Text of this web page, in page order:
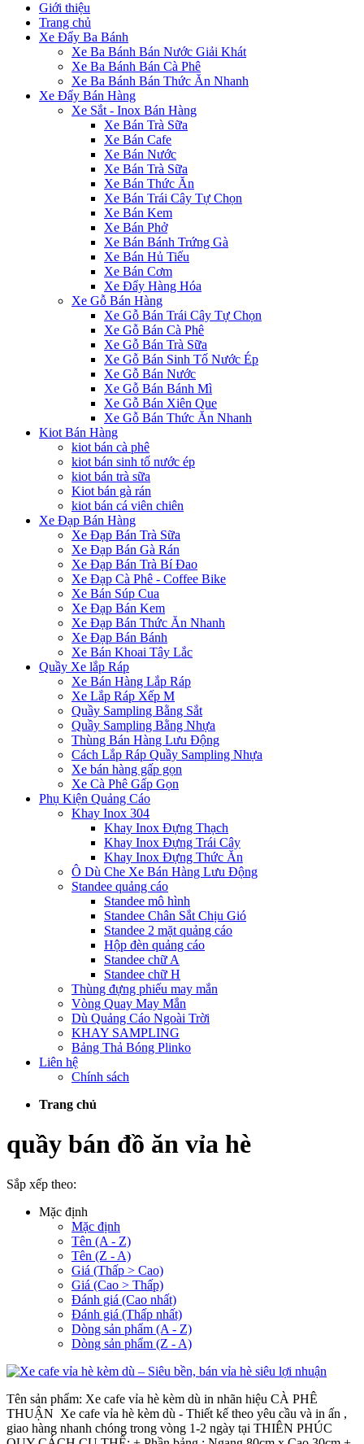
Giới thiệu
Trang chủ
Xe Đẩy Ba Bánh
Xe Ba Bánh Bán Nước Giải Khát
Xe Ba Bánh Bán Cà Phê
Xe Ba Bánh Bán Thức Ăn Nhanh
Xe Đẩy Bán Hàng
Xe Sắt - Inox Bán Hàng
Xe Bán Trà Sữa
Xe Bán Cafe
Xe Bán Nước
Xe Bán Trà Sữa
Xe Bán Thức Ăn
Xe Bán Trái Cây Tự Chọn
Xe Bán Kem
Xe Bán Phở
Xe Bán Bánh Trứng Gà
Xe Bán Hủ Tiếu
Xe Bán Cơm
Xe Đẩy Hàng Hóa
Xe Gỗ Bán Hàng
Xe Gỗ Bán Trái Cây Tự Chọn
Xe Gỗ Bán Cà Phê
Xe Gỗ Bán Trà Sữa
Xe Gỗ Bán Sinh Tố Nước Ép
Xe Gỗ Bán Nước
Xe Gỗ Bán Bánh Mì
Xe Gỗ Bán Xiên Que
Xe Gỗ Bán Thức Ăn Nhanh
Kiot Bán Hàng
kiot bán cà phê
kiot bán sinh tố nước ép
kiot bán trà sữa
Kiot bán gà rán
kiot bán cá viên chiên
Xe Đạp Bán Hàng
Xe Đạp Bán Trà Sữa
Xe Đạp Bán Gà Rán
Xe Đạp Bán Trà Bí Đao
Xe Đạp Cà Phê - Coffee Bike
Xe Bán Súp Cua
Xe Đạp Bán Kem
Xe Đạp Bán Thức Ăn Nhanh
Xe Đạp Bán Bánh
Xe Bán Khoai Tây Lắc
Quầy Xe lắp Ráp
Xe Bán Hàng Lắp Ráp
Xe Lắp Ráp Xếp M
Quầy Sampling Bằng Sắt
Quầy Sampling Bằng Nhựa
Thùng Bán Hàng Lưu Động
Cách Lắp Ráp Quầy Sampling Nhựa
Xe bán hàng gấp gọn
Xe Cà Phê Gấp Gọn
Phụ Kiện Quảng Cáo
Khay Inox 304
Khay Inox Đựng Thạch
Khay Inox Đựng Trái Cây
Khay Inox Đựng Thức Ăn
Ô Dù Che Xe Bán Hàng Lưu Động
Standee quảng cáo
Standee mô hình
Standee Chân Sắt Chịu Gió
Standee 2 mặt quảng cáo
Hộp đèn quảng cáo
Standee chữ A
Standee chữ H
Thùng đựng phiếu may mắn
Vòng Quay May Mắn
Dù Quảng Cáo Ngoài Trời
KHAY SAMPLING
Bảng Thả Bóng Plinko
Liên hệ
Chính sách
Trang chủ
quầy bán đồ ăn vỉa hè
Sắp xếp theo:
Mặc định
Mặc định
Tên (A - Z)
Tên (Z - A)
Giá (Thấp > Cao)
Giá (Cao > Thấp)
Đánh giá (Cao nhất)
Đánh giá (Thấp nhất)
Dòng sản phẩm (A - Z)
Dòng sản phẩm (Z - A)
Tên sản phẩm: Xe cafe vỉa hè kèm dù in nhãn hiệu CÀ PHÊ
THUẬN Xe cafe vỉa hè kèm dù - Thiết kế theo yêu cầu và in ấn ,
giao hàng nhanh chóng trong vòng 1-2 ngày tại THIÊN PHÚC